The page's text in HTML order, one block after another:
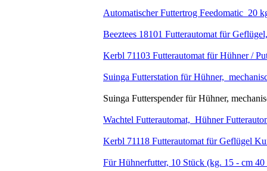
Automatischer Futtertrog Feedomatic 20
Beeztees 18101 Futterautomat für
Kerbl 71103 Futterautomat für Hühner /
Suinga Futterstation für Hühner,
Suinga Futterspender für Hühner,
Wachtel Futterautomat, Hühner
Kerbl 71118 Futterautomat für Geflügel
Für Hühnerfutter, 10 Stück (kg. 15 - cm